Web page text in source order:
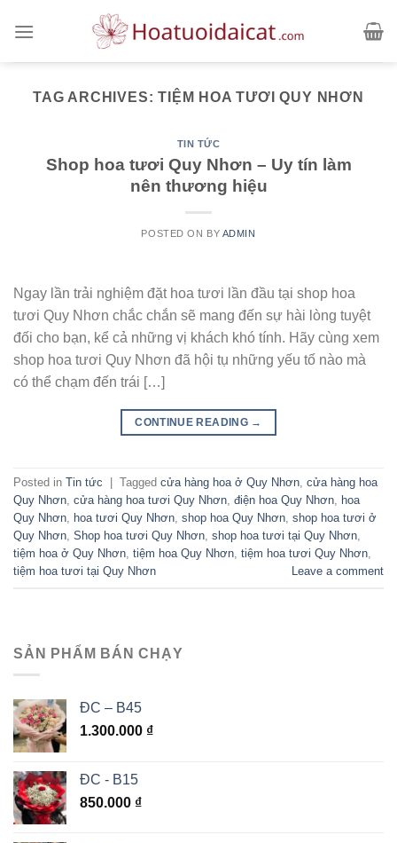
TAG ARCHIVES:TIỆM HOA TƯƠI QUY NHƠN
TIN TỨC
Shop hoa tươi Quy Nhơn – Uy tín làm
nên thương hiệu
POSTED ON BY ADMIN
Ngay lần trải nghiệm đặt hoa tươi lần đầu tại shop hoa
tươi Quy Nhơn chắc chắn sẽ mang đến sự hài lòng tuyệt
đối cho bạn, kể cả những vị khách khó tính. Hãy cùng xem
shop hoa tươi Quy Nhơn đã hội tụ những yếu tố nào mà
có thể chạm đến trái […]
CONTINUE READING →
Posted in Tin tức Tagged cửa hàng hoa ở Quy Nhơn cửa hàng hoa
Quy Nhơn cửa hàng hoa tươi Quy Nhơn điện hoa Quy Nhơn
hoa
Quy Nhơn
hoa tươi Quy Nhơn shop hoa Quy Nhơn shop hoa tươi ở
Quy Nhơn Shop hoa tươi Quy Nhơn shop hoa tươi tại Quy Nhơn
tiệm hoa ở Quy Nhơn tiệm hoa Quy Nhơn tiệm hoa tươi Quy Nhơn
tiệm hoa tươi tại Quy Nhơn
Leave a comment
SẢN PHẨM BÁN CHẠY
ĐC – B45
1.300.000 ₫
ĐC - B15
850.000 ₫